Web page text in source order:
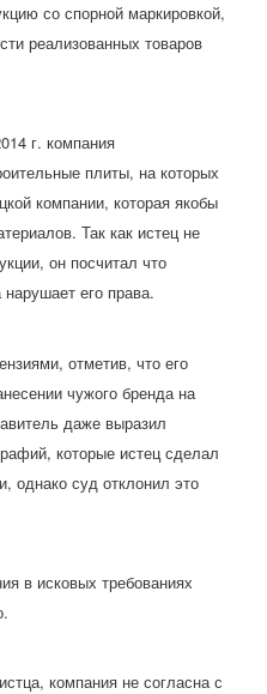
со спорной маркировкой,
реализованных товаров
г. компания
плиты, на которых
компании, которая якобы
Так как истец не
он посчитал что
нарушает его права.
отметив, что его
чужого бренда на
даже выразил
которые истец сделал
однако суд отклонил это
в исковых требованиях
компания не согласна с